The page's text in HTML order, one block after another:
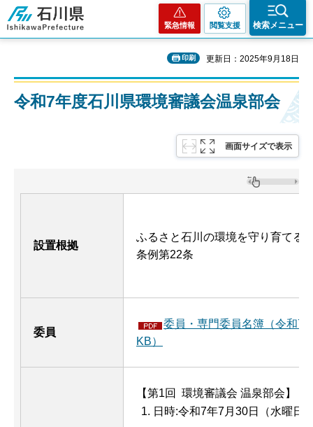
石川県
緊急情報 閲覧支援 検索メニュー
印刷 更新日：2025年9月18日
令和7年度石川県環境審議会温泉部会
画面サイズで表示
設置根拠
ふるさと石川の環境を守り育てる
条例第22条
委員
委員・専門委員名簿（令和7
KB）
【第1回 環境審議会 温泉部会】
日時:令和7年7月30日（水曜日